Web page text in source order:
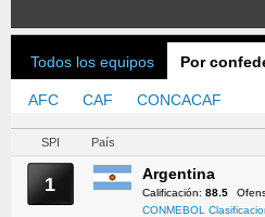
Todos los equipos Por
AFC CAF CONCACAF
SPI País
1 Argentina
Calificación: 88.5
CONMEBOL